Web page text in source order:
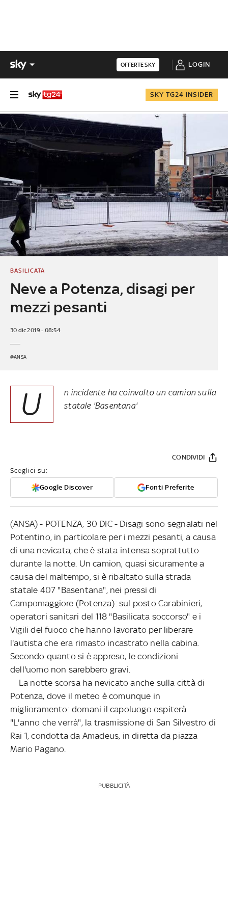
OFFERTE SKY LOGIN
SKY TG24 INSIDER
Neve a Potenza, disagi per
mezzi pesanti
BASILICATA
30 dic 2019 - 08:54
@ANSA
U
n incidente ha coinvolto un camion sulla
statale 'Basentana'
Sceglici su:
Google Discover Fonti Preferite
CONDIVIDI
(ANSA) - POTENZA, 30 DIC - Disagi sono segnalati nel
Potentino, in particolare per i mezzi pesanti, a causa
di una nevicata, che è stata intensa soprattutto
durante la notte. Un camion, quasi sicuramente a
causa del maltempo, si è ribaltato sulla strada
statale 407 "Basentana", nei pressi di
Campomaggiore (Potenza): sul posto Carabinieri,
operatori sanitari del 118 "Basilicata soccorso" e i
Vigili del fuoco che hanno lavorato per liberare
l'autista che era rimasto incastrato nella cabina.
Secondo quanto si è appreso, le condizioni
dell'uomo non sarebbero gravi.
La notte scorsa ha nevicato anche sulla città di
Potenza, dove il meteo è comunque in
miglioramento: domani il capoluogo ospiterà
"L'anno che verrà", la trasmissione di San Silvestro di
Rai 1, condotta da Amadeus, in diretta da piazza
Mario Pagano.
PUBBLICITÀ